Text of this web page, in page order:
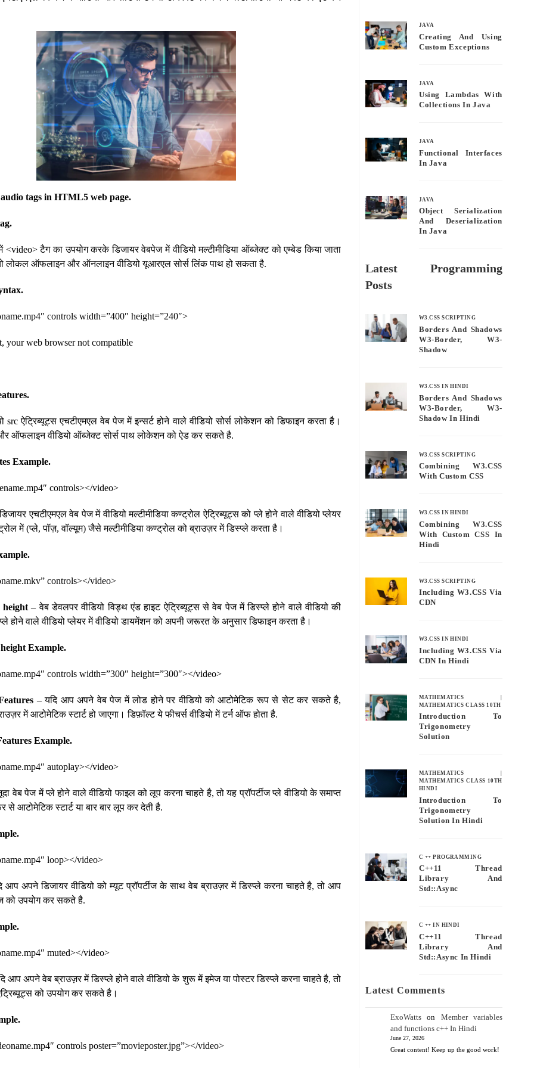
tags in HTML5 web page.
टैग का उपयोग करके डिजायर वेबपेज में वीडियो मल्टीमीडिया ऑब्जेक्ट को एम्बेड किया जाता
लोकल ऑफलाइन और ऑनलाइन वीडियो यूआरएल सोर्स लिंक पाथ हो सकता है.
controls width=”400″ height=”240″>
web browser not compatible
src ऐट्रिब्यूट्स एचटीएमएल वेब पेज में इन्सर्ट होने वाले वीडियो सोर्स लोकेशन को डिफाइन करता है।
ऑफलाइन वीडियो ऑब्जेक्ट सोर्स पाथ लोकेशन को ऐड कर सकते है.
Example.
controls></video>
एचटीएमएल वेब पेज में वीडियो मल्टीमीडिया कण्ट्रोल ऐट्रिब्यूट्स को प्ले होने वाले वीडियो प्लेयर
में (प्ले, पॉज़, वॉल्यूम) जैसे मल्टीमीडिया कण्ट्रोल को ब्राउज़र में डिस्प्ले करता है।
controls></video>
– वेब डेवलपर वीडियो विड्थ एंड हाइट ऐट्रिब्यूट्स से वेब पेज में डिस्प्ले होने वाले वीडियो की
होने वाले वीडियो प्लेयर में वीडियो डायमेंशन को अपनी जरूरत के अनुसार डिफाइन करता है।
Example.
controls width=”300″ height=”300″></video>
– यदि आप अपने वेब पेज में लोड होने पर वीडियो को आटोमेटिक रूप से सेट कर सकते है,
में आटोमेटिक स्टार्ट हो जाएगा। डिफ़ॉल्ट ये फीचर्स वीडियो में टर्न ऑफ होता है.
Example.
autoplay></video>
वेब पेज में प्ले होने वाले वीडियो फाइल को लूप करना चाहते है, तो यह प्रॉपर्टीज प्ले वीडियो के समाप्त
से आटोमेटिक स्टार्ट या बार बार लूप कर देती है.
loop></video>
आप अपने डिजायर वीडियो को म्यूट प्रॉपर्टीज के साथ वेब ब्राउज़र में डिस्प्ले करना चाहते है, तो आप
को उपयोग कर सकते है.
muted></video>
आप अपने वेब ब्राउज़र में डिस्प्ले होने वाले वीडियो के शुरू में इमेज या पोस्टर डिस्प्ले करना चाहते है, तो
को उपयोग कर सकते है।
controls poster=”movieposter.jpg”></video>
ok
JAVA
Creating And Using
Custom Exceptions
JAVA
Using Lambdas With
Collections In Java
JAVA
Functional Interfaces
In Java
JAVA
Object Serialization
And Deserialization
In Java
Latest Programming
Posts
W3.CSS SCRIPTING
Borders And Shadows
W3-Border, W3-
Shadow
W3.CSS IN HINDI
Borders And Shadows
W3-Border, W3-
Shadow In Hindi
W3.CSS SCRIPTING
Combining W3.CSS
With Custom CSS
W3.CSS IN HINDI
Combining W3.CSS
With Custom CSS In
Hindi
W3.CSS SCRIPTING
Including W3.CSS Via
CDN
W3.CSS IN HINDI
Including W3.CSS Via
CDN In Hindi
MATHEMATICS
MATHEMATICS CLASS 10TH
Introduction To
Trigonometry
Solution
MATHEMATICS
MATHEMATICS CLASS 10TH
HINDI
Introduction To
Trigonometry
Solution In Hindi
C ++ PROGRAMMING
C++11 Thread
Library And
Std::async
C ++ IN HINDI
C++11 Thread
Library And
Std::async In Hindi
Latest Comments
ExoWatts on Member variables
and functions c++ In Hindi
June 27, 2026
Great content! Keep up the good work!